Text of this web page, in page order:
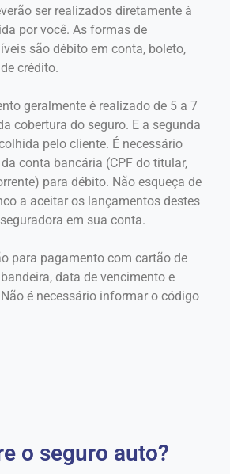
ser realizados diretamente à
por você. As formas de
são débito em conta, boleto,
crédito.
geralmente é realizado de 5 a 7
cobertura do seguro. E a segunda
pelo cliente. É necessário
conta bancária (CPF do titular,
para débito. Não esqueça de
a aceitar os lançamentos destes
em sua conta.
para pagamento com cartão de
data de vencimento e
é necessário informar o código
o seguro auto?